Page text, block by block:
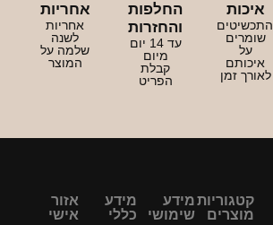
איכות
התכשיטים
שומרים
על
איכותם
לאורך זמן
החלפות
והחזרות
עד 14 יום
מיום
קבלת
הפריט
אחריות
אחריות
לשנה
שלמה על
המוצר
קטגוריות
מוצרים
מידע
שימושי
מידע
כללי
אזור
אישי